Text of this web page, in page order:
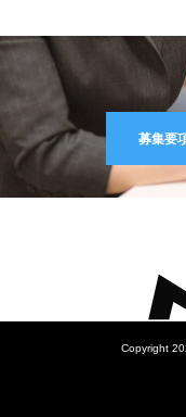
募集要
Copyright